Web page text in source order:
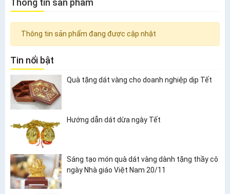
Thông tin sản phẩm
Thông tin sản phẩm đang được cập nhật
Tin nổi bật
Quà tặng dát vàng cho doanh nghiệp dịp Tết
Hướng dẫn dát dừa ngày Tết
Sáng tạo món quà dát vàng dành tặng thầy cô
ngày Nhà giáo Việt Nam 20/11